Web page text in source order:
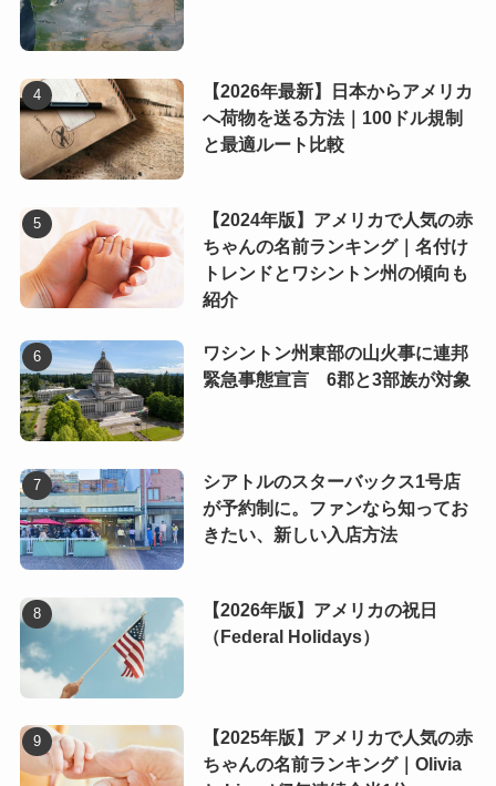
【2026年最新】日本からアメリカ
へ荷物を送る方法｜100ドル規制
と最適ルート比較
【2024年版】アメリカで人気の赤
ちゃんの名前ランキング｜名付け
トレンドとワシントン州の傾向も
紹介
ワシントン州東部の山火事に連邦
緊急事態宣言 6郡と3部族が対象
シアトルのスターバックス1号店
が予約制に。ファンなら知ってお
きたい、新しい入店方法
【2026年版】アメリカの祝日
（Federal Holidays）
【2025年版】アメリカで人気の赤
ちゃんの名前ランキング｜Olivia